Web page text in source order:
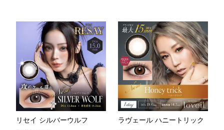
リセイ シルバーウルフ ラヴェール ハニートリック